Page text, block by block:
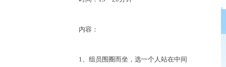
内容：
1、组员围圈而坐，选一个人站在中间